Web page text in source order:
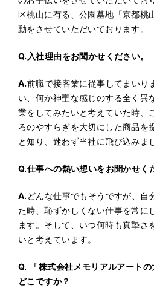
区桃山に有る、公園墓地「京都桃
動をさせていただいております。
Q. 入社理由をお聞かせください。
A.前職で接客業に従事してまいり
い、何か神聖な感じのする全く異
業をしてみたいと考えていた時、
ろのやすらぎを大切にした商品を
と知り、迷わず当社に飛び込みま
Q.仕事への熱い想いをお聞かせく
A.どんな仕事でもそうですが、自
た時、恥ずかしくない仕事を常に
ます。そして、いつ何時も真摯さ
いと考えています。
Q.
「株式会社メモリアルアート
どこですか？